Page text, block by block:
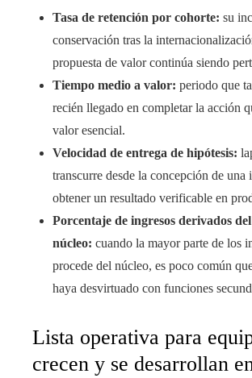
Tasa de retención por cohorte: su
conservación tras la
propuesta de valor continúa siendo
Tiempo medio a valor: periodo que
recién llegado en completar la acción
valor esencial.
Velocidad de entrega de hipótesis:
transcurre desde la concepción de una
obtener un resultado verificable en
Porcentaje de ingresos derivados
núcleo: cuando la mayor parte de los
procede del núcleo, es poco común
haya desvirtuado con funciones
Lista operativa para
crecen y se desarrollan